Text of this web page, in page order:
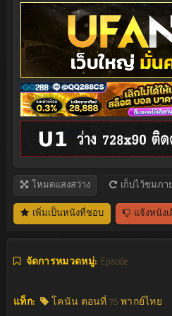
โหมดแสงสว่าง เก็บไว้ชมภา
เพิ่มเป็นหนังที่ชอบ แจ้งหนังเ
จัดการหมวดหมู่: Episode
แท็ก: โคนัน ตอนที่ 76 พากย์ไทย